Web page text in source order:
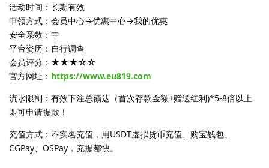
活动时间：长期有效
申领方式：会员中心→优惠中心→我的优惠
安全系数：中
平台资历：自行调查
会员评分：★★★☆☆
官方网址： https://www.eu819.com
流水限制：有效下注总额达（首次存款金额+赠送红利)*5-8倍以上
即可申请提款！
充值方式：不实名充值，用USDT虚拟货币充值、购宝钱包、
CGPay、OSPay，充提都快。